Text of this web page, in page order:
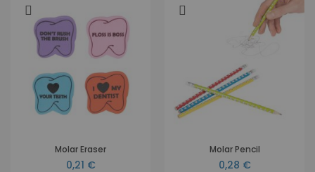
Molar Eraser
0,21 €
Molar Pencil
0,28 €